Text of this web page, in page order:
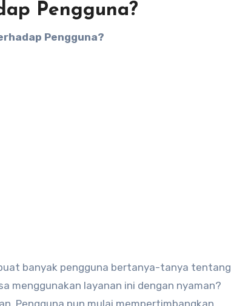
Pengguna?
banyak pengguna bertanya-tanya tentang
menggunakan layanan ini dengan nyaman?
Pengguna pun mulai mempertimbangkan